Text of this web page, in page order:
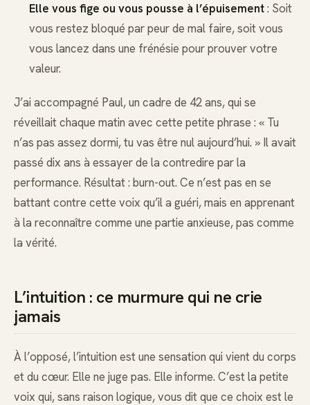
Elle vous fige ou vous pousse à l’épuisement: Soit
vous restez bloqué par peur de mal faire, soit vous
vous lancez dans une frénésie pour prouver votre
valeur.
J’ai accompagné Paul, un cadre de 42 ans, qui se
réveillait chaque matin avec cette petite phrase : « Tu
n’as pas assez dormi, tu vas être nul aujourd’hui. » Il avait
passé dix ans à essayer de la contredire par la
performance. Résultat : burn-out. Ce n’est pas en se
battant contre cette voix qu’il a guéri, mais en apprenant
à la reconnaître comme une partie anxieuse, pas comme
la vérité.
L’intuition : ce murmure qui ne crie
jamais
À l’opposé, l’intuition est une sensation qui vient du corps
et du cœur. Elle ne juge pas. Elle informe. C’est la petite
voix qui, sans raison logique, vous dit que ce choix est le